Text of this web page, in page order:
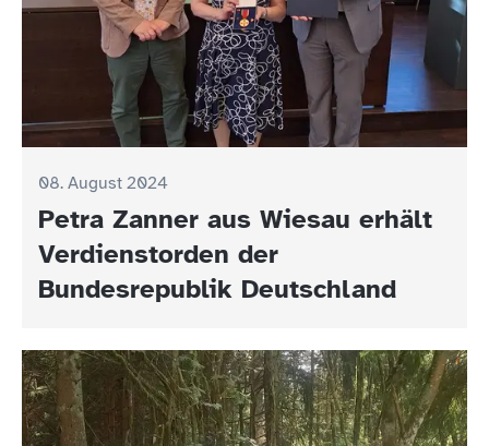
08. August 2024
Petra Zanner aus Wiesau erhält
Verdienstorden der
Bundesrepublik Deutschland